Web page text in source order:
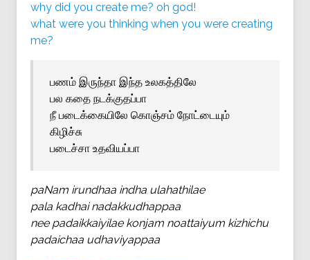
why did you create me? oh god!
what were you thinking when you were creating
me?
பணம் இருந்தா இந்த உலகத்திலே
பல கதை நடக்குதப்பா
நீ படைக்கையிலே கொஞ்சம் நோட்டையும்
கிழிச்சு
படைச்சா உதவியப்பா
paNam irundhaa indha ulahathilae
pala kadhai nadakkudhappaa
nee padaikkaiyilae konjam noattaiyum kizhichu
padaichaa udhaviyappaa